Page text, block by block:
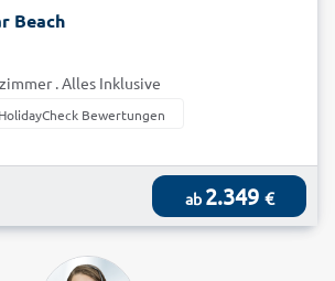
Beach
. Alles Inklusive
Bewertungen
ab 2.349 €